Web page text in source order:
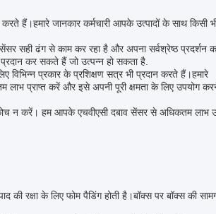
हैं।हमारे जानकार कर्मचारी आपके उत्पादों के साथ किसी
सही ढंग से काम कर रहा है और अपना सर्वश्रेष्ठ प्रदर्शन
प्रदान कर सकते हैं जो उत्पन्न हो सकता है.
प्रकार के प्रशिक्षण सत्र भी प्रदान करते हैं।हमारे
प्राप्त करें और इसे अपनी पूरी क्षमता के लिए उपयोग
न करें। हम आपके एचवीएसी दबाव सेंसर से अधिकतम लाभ
की रक्षा के लिए फोम पैडिंग होती है।बॉक्स पर बॉक्स की